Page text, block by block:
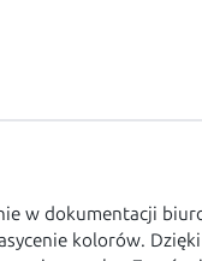
w dokumentacji
kolorów.